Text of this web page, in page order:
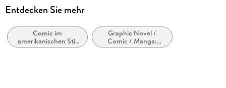
Übersetzung
Verlag/Hersteller
Star Comics
Entdecken Sie mehr
Comic im
amerikanischen Stil
bzw. Tradition
Graphic Novel /
Comic / Manga:
Krimi, Mystery und